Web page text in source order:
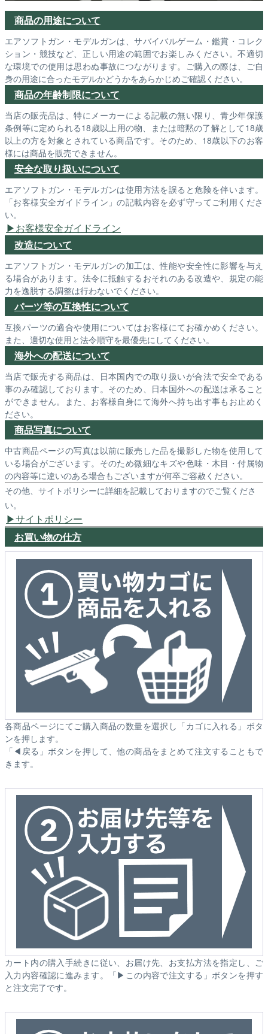
商品の用途について
エアソフトガン・モデルガンは、サバイバルゲーム・鑑賞・コレク
ション・競技など、正しい用途の範囲でお楽しみください。不適切
な環境での使用は思わぬ事故につながります。ご購入の際は、ご自
身の用途に合ったモデルかどうかをあらかじめご確認ください。
商品の年齢制限について
当店の販売品は、特にメーカーによる記載の無い限り、青少年保護
条例等に定められる18歳以上用の物、または暗黙の了解として18歳
以上の方を対象とされている商品です。そのため、18歳以下のお客
様には商品を販売できません。
安全な取り扱いについて
エアソフトガン・モデルガンは使用方法を誤ると危険を伴います。
「お客様安全ガイドライン」の記載内容を必ず守ってご利用くださ
い。
お客様安全ガイドライン
改造について
エアソフトガン・モデルガンの加工は、性能や安全性に影響を与え
る場合があります。法令に抵触するおそれのある改造や、規定の能
力を逸脱する調整は行わないでください。
パーツ等の互換性について
互換パーツの適合や使用についてはお客様にてお確かめください。
また、適切な使用と法令順守を最優先にしてください。
海外への配送について
当店で販売する商品は、日本国内での取り扱いが合法で安全である
事のみ確認しております。そのため、日本国外への配送は承ること
ができません。また、お客様自身にて海外へ持ち出す事もお止めく
ださい。
商品写真について
中古商品ページの写真は以前に販売した品を撮影した物を使用して
いる場合がございます。そのため微細なキズや色味・木目・付属物
の内容等に違いのある場合もございますが何卒ご容赦ください。
その他、サイトポリシーに詳細を記載しておりますのでご覧くださ
い。
サイトポリシー
お買い物の仕方
各商品ページにてご購入商品の数量を選択し「カゴに入れる」ボタ
ンを押します。
「◀戻る」ボタンを押して、他の商品をまとめて注文することもで
きます。
カート内の購入手続きに従い、お届け先、お支払方法を指定し、ご
入力内容確認に進みます。「▶この内容で注文する」ボタンを押す
と注文完了です。